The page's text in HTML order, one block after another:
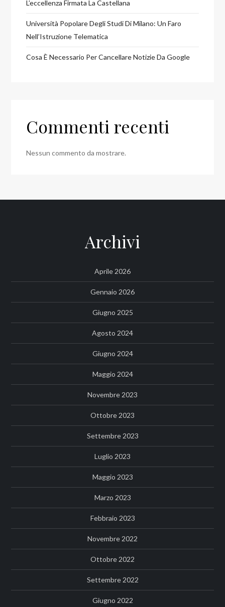
L’eccellenza Firmata La Castellana
Università Popolare Degli Studi Di Milano: Un Faro
Nell’Istruzione Telematica
Cosa È Necessario Per Cancellare Notizie Da Google
Commenti recenti
Nessun commento da mostrare.
Archivi
Aprile 2026
Gennaio 2026
Giugno 2025
Agosto 2024
Giugno 2024
Maggio 2024
Novembre 2023
Ottobre 2023
Settembre 2023
Luglio 2023
Maggio 2023
Marzo 2023
Febbraio 2023
Novembre 2022
Ottobre 2022
Settembre 2022
Giugno 2022